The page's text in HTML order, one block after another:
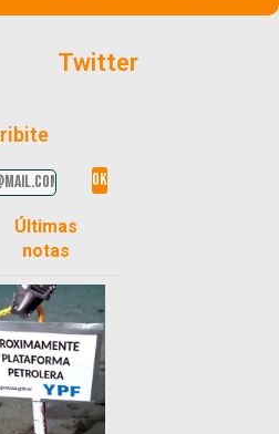
Twitter
Últimas
notas